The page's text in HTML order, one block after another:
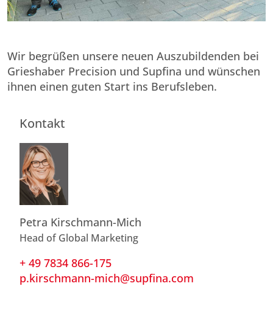
Wir begrüßen unsere neuen Auszubildenden bei
Grieshaber Precision und Supfina und wünschen
ihnen einen guten Start ins Berufsleben.
Kontakt
Petra Kirschmann-Mich
Head of Global Marketing
+ 49 7834 866-175
p.kirschmann-mich@supfina.com